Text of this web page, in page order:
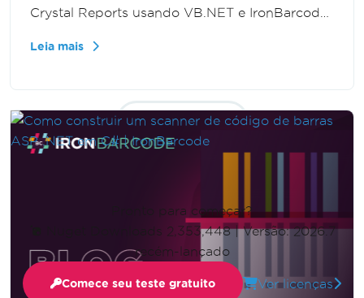
Crystal Reports usando VB.NET e IronBarcode.
otimizando as operações de negócios.
Leia mais
Mostrar mais
Pronto para começar?
Nuget Downloads 2,353,448|Versão: 2026.7
recém-lançado
Comece seu teste gratuito Ver licenças